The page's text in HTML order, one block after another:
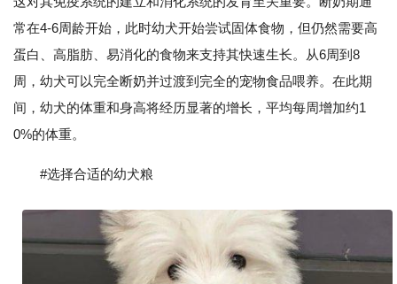
常在4-6周龄开始，此时幼犬开始尝试固体食物，但仍然需要高
蛋白、高脂肪、易消化的食物来支持其快速生长。从6周到8
周，幼犬可以完全断奶并过渡到完全的宠物食品喂养。在此期
间，幼犬的体重和身高将经历显著的增长，平均每周增加约1
0%的体重。
#选择合适的幼犬粮